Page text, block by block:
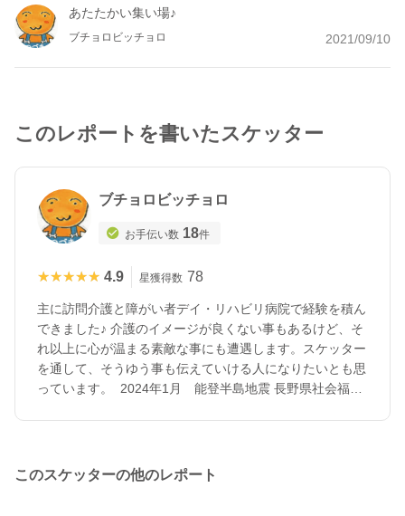
あたたかい集い場♪
ブチョロビッチョロ 2021/09/10
このレポートを書いたスケッター
ブチョロビッチョロ
お手伝い数 18件
★★★★★
★★★★★ 4.9 星獲得数 78
主に訪問介護と障がい者デイ・リハビリ病院で経験を積ん
できました♪ 介護のイメージが良くない事もあるけど、そ
れ以上に心が温まる素敵な事にも遭遇します。スケッター
を通して、そうゆう事も伝えていける人になりたいとも思
っています。 2024年1月 能登半島地震 長野県社会福祉
ーなら可。 折り紙×○○等、アイデア捻出中～。 ご一緒で
このスケッターの他のレポート